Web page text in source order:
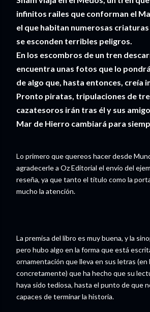
infinitos railes que conforman el
el que habitan numerosas
se esconden terribles peligros.
En los escombros de un tren
encuentra unas fotos que lo
de algo que, hasta entonces, creía
Pronto piratas, tripulaciones de
cazatesoros irán tras él y sus
Mar de Hierro cambiará para
Lo primero que quereos hacer desde
agradecerle a Oz Editorial el envío del
reseña, ya que tanto el título como la
mucho la atención.
La premisa del libro es muy buena, y la
pero hubo algo en la forma que está
ornamentación que lleva en sus letras (en
concretamente) que ha hecho que su
haya sido tediosa, hasta el punto de que
capaces de terminar la historia.